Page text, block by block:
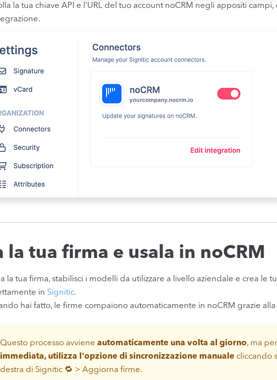
la tua chiave API e l'URL del tuo account noCRM negli appositi campi,
la tua firma e usala in noCRM
la tua firma, stabilisci i modelli da utilizzare a livello aziendale e crea le
in Signitic.
hai fatto, le firme compaiono automaticamente in noCRM grazie
Questo processo avviene automaticamente una volta al giorno, ma
immediata, utilizza l'opzione di sincronizzazione manualecliccando
destra di Signitic 🔁 > Aggiorna firme.